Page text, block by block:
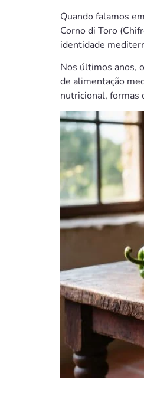
Quando falamos
Corno di Toro
identidade
Nos últimos anos,
de alimentação
nutricional, formas